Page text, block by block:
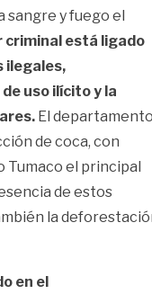
sangre y fuego el
criminal está ligado
ilegales,
uso ilícito y la
El
de coca, con
Tumaco el principal
de estos
la
en el